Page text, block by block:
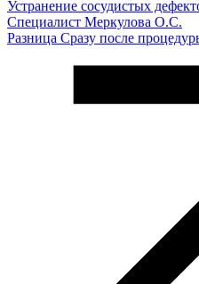
Устранение сосудистых
Специалист Меркулова О.С.
Разница Сразу после